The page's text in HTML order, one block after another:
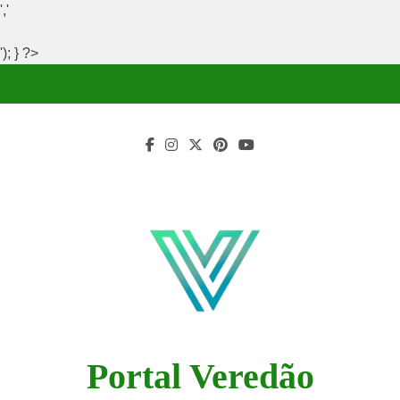
','
'); } ?>
Portal Veredão